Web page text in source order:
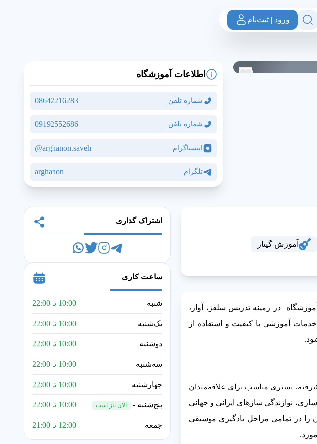
ورود | ثبت‌نام
اطلاعات آموزشگاه
شماره تلفن 08642216283
شماره تلفن 09192552686
اینستاگرام arghanon.saveh@
تلگرام arghanon
آموزش گیتار
در زمینه تدریس سلفژ، آواز،
آموزشی با کیفیت و استفاده از
بستری مناسب برای علاقه‌مندان
نوازندگی سازهای ایرانی و جهانی
در تمامی مراحل یادگیری موسیقی
اشتراک گذاری
ساعت کاری
شنبه 10:00 تا 22:00
یک‌شنبه 10:00 تا 22:00
دوشنبه 10:00 تا 22:00
سه‌شنبه 10:00 تا 22:00
چهارشنبه 10:00 تا 22:00
پنج‌شنبه - الان باز است 10:00 تا 22:00
جمعه 12:00 تا 21:00